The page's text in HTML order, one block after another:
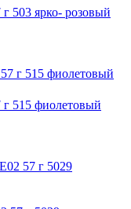
503 ярко- розовый
515 фиолетовый